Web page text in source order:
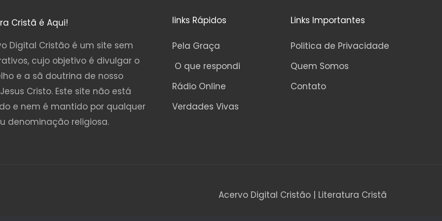
Cristã é Aqui!
Digital Cristão é um site sem
cujo objetivo é divulgar o
e a sã doutrina de nosso
Cristo. Este site não está
e nem é mantido por qualquer
denominação religiosa.
links Rápidos
Pela Graça
O que respondi
Rádio Online
Verdades Vivas
Links Importantes
Politica de Privacidade
Quem Somos
Contato
Acervo Digital Cristão | Literatura Cristã